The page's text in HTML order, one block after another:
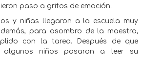
paso a gritos de emoción.
y niñas llegaron a la escuela muy
para asombro de la maestra,
con la tarea. Después de que
algunos niños pasaron a leer su